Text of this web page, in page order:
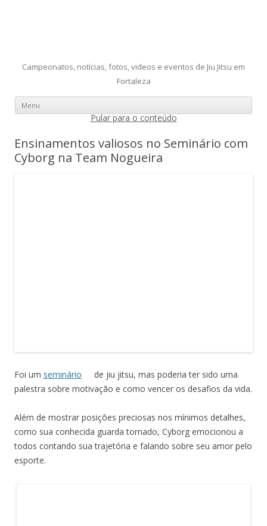
Campeonatos, notícias, fotos, videos e eventos de Jiu Jitsu em
Fortaleza
Menu
Pular para o conteúdo
Ensinamentos valiosos no Seminário com
Cyborg na Team Nogueira
Foi um seminário
de jiu jitsu, mas poderia ter sido uma
palestra sobre motivação e como vencer os desafios da vida.
Além de mostrar posições preciosas nos mínimos detalhes,
como sua conhecida guarda tornado, Cyborg emocionou a
todos contando sua trajetória e falando sobre seu amor pelo
esporte.